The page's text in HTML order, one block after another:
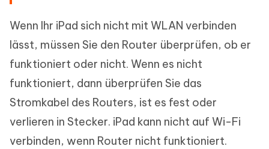
Wenn Ihr iPad sich nicht mit WLAN verbinden
lässt, müssen Sie den Router überprüfen, ob er
funktioniert oder nicht. Wenn es nicht
funktioniert, dann überprüfen Sie das
Stromkabel des Routers, ist es fest oder
verlieren in Stecker. iPad kann nicht auf Wi-Fi
verbinden, wenn Router nicht funktioniert.